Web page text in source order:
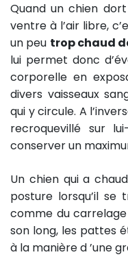
Quand un chien
ventre à l’air libre,
un peu trop chaud
lui permet donc
corporelle en
divers vaisseaux
qui y circule. A
recroquevillé sur
conserver un
Un chien qui a
posture lorsqu’il se
comme du
son long, les pattes
à la manière d ’une